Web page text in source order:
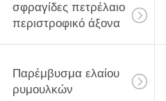
σφραγίδες πετρέλαιο
περιστροφικό άξονα
Παρέμβυσμα ελαίου
ρυμουλκών